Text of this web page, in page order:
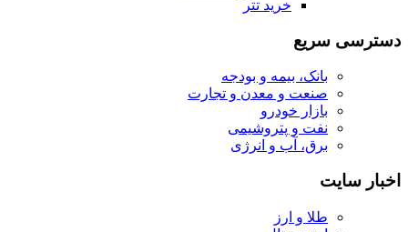
خرید تتر
دسترسی سریع
بانک، بیمه و بودجه
صنعت و معدن و تجارت
بازار خودرو
نفت و پتروشیمی
برق، آب و انرژی
اخبار سایت
طلا و ارز